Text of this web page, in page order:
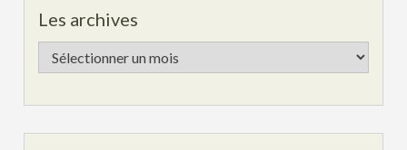
Les archives
Les
archives